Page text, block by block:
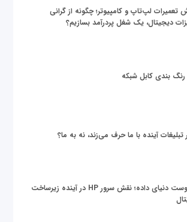
تعمیرات لپ‌تاپ و کامپیوتر؛ چگونه از گرانی
دیجیتال، یک شغل پردرآمد بسازیم؟
رنگ بندی کابل شبکه
آینده با ما حرف می‌زند، نه به ما؟
زیر پوست دنیای داده؛ نقش سرور HP در آینده زیرساخت